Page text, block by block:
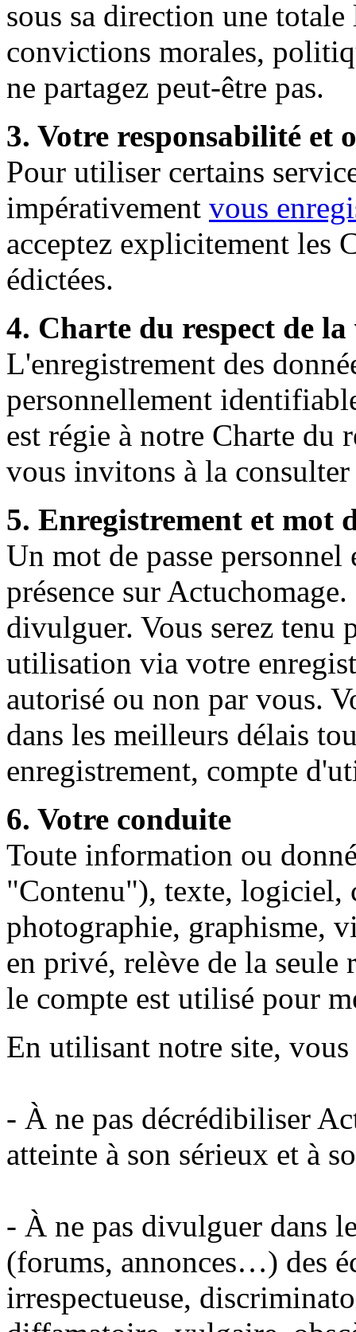
sous sa direction une
convictions morales,
ne partagez peut-être pas.
3. Votre responsabilité et
Pour utiliser certains
impérativement vous
acceptez explicitement
édictées.
4. Charte du respect de
L'enregistrement des
personnellement
est régie à notre Charte du
vous invitons à la
5. Enregistrement et mot
Un mot de passe
présence sur
divulguer. Vous serez tenu
utilisation via votre
autorisé ou non par vous.
dans les meilleurs délais
enregistrement, compte
6. Votre conduite
Toute information ou
"Contenu"), texte, logiciel,
photographie, graphisme,
en privé, relève de la seule
le compte est utilisé pour
En utilisant notre site, vous
- À ne pas décrédibiliser
atteinte à son sérieux et à
- À ne pas divulguer dans
(forums, annonces…) des
irrespectueuse,